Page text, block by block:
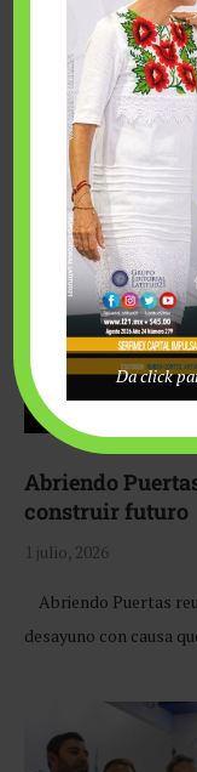
Fairmont Mayakoba
esfuerzos para hacer
Abriendo
construir futuro
1 julio, 2026
Abriendo Puertas
desayuno con causa
Da click